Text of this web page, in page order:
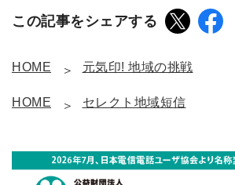
この記事をシェアする
HOME 元気印! 地域の挑戦
HOME セレクト地域短信